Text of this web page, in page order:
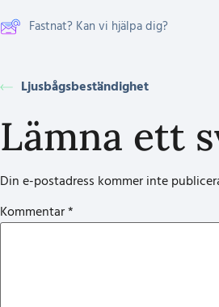
Fastnat? Kan vi hjälpa dig?
Ljusbågsbeständighet
Lämna ett
Din e-postadress kommer inte
Kommentar*